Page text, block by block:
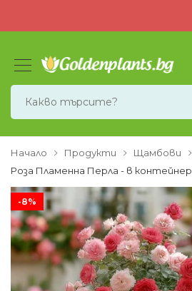
Начало Продукти
Щамбови
Роза Пламенна Перла - в контейнер
-8%